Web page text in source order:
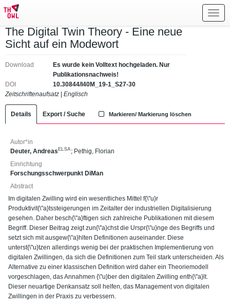
The Digital Twin Theory - Eine neue
Sicht auf ein Modewort
Download
Es wurde kein Volltext hochgeladen. Nur
Publikationsnachweis!
DOI
10.30844/I40M_19-1_S27-30
Zeitschriftenaufsatz | Englisch
Details Export / Suche Markieren/ Markierung löschen
Autor*in
Deuter, Andreas ELSA ; Pethig, Florian
Einrichtung
Forschungsschwerpunkt DiMan
Abstract
Im digitalen Zwilling wird ein wesentliches Mittel f{\"u}r
Produktivit{\"a}tssteigerungen im Zeitalter der industriellen Digitalisierung
gesehen. Daher besch{\"a}ftigen sich zahlreiche Publikationen mit diesem
Begriff. Dieser Beitrag zeigt zun{\"a}chst die Urspr{\"u}nge des Begriffs und
setzt sich mit ausgew{\"a}hlten Definitionen auseinander. Diese
unterst{\"u}tzen allerdings wenig bei der praktischen Implementierung von
digitalen Zwillingen, da sich die Definitionen zum Teil stark unterscheiden. Als
Alternative zu einer klassischen Definition wird daher ein Theoriemodell
vorgeschlagen, das Annahmen {\"u}ber den digitalen Zwilling enth{\"a}lt.
Dieser neuartige Denkansatz soll helfen, das Management von digitalen
Zwillingen in der Praxis zu verbessern.